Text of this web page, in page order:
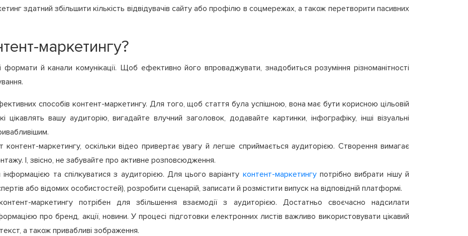
здатний збільшити кількість відвідувачів сайту або профілю в соцмережах, а також перетворити пасивних
маркетингу?
формати й канали комунікації. Щоб ефективно його впроваджувати, знадобиться розуміння різноманітності
способів контент-маркетингу. Для того, щоб стаття була успішною, вона має бути корисною цільовій
цікавлять вашу аудиторію, вигадайте влучний заголовок, додавайте картинки, інфографіку, інші візуальні
контент-маркетингу, оскільки відео привертає увагу й легше сприймається аудиторією. Створення вимагає
І, звісно, не забувайте про активне розповсюдження.
та спілкуватися з аудиторією. Для цього варіанту контент-маркетингупотрібно вибрати нішу й
або відомих особистостей), розробити сценарій, записати й розмістити випуск на відповідній платформі.
маркетингу потрібен для збільшення взаємодії з аудиторією. Достатньо своєчасно надсилати
про бренд, акції, новини. У процесі підготовки електронних листів важливо використовувати цікавий
а також привабливі зображення.